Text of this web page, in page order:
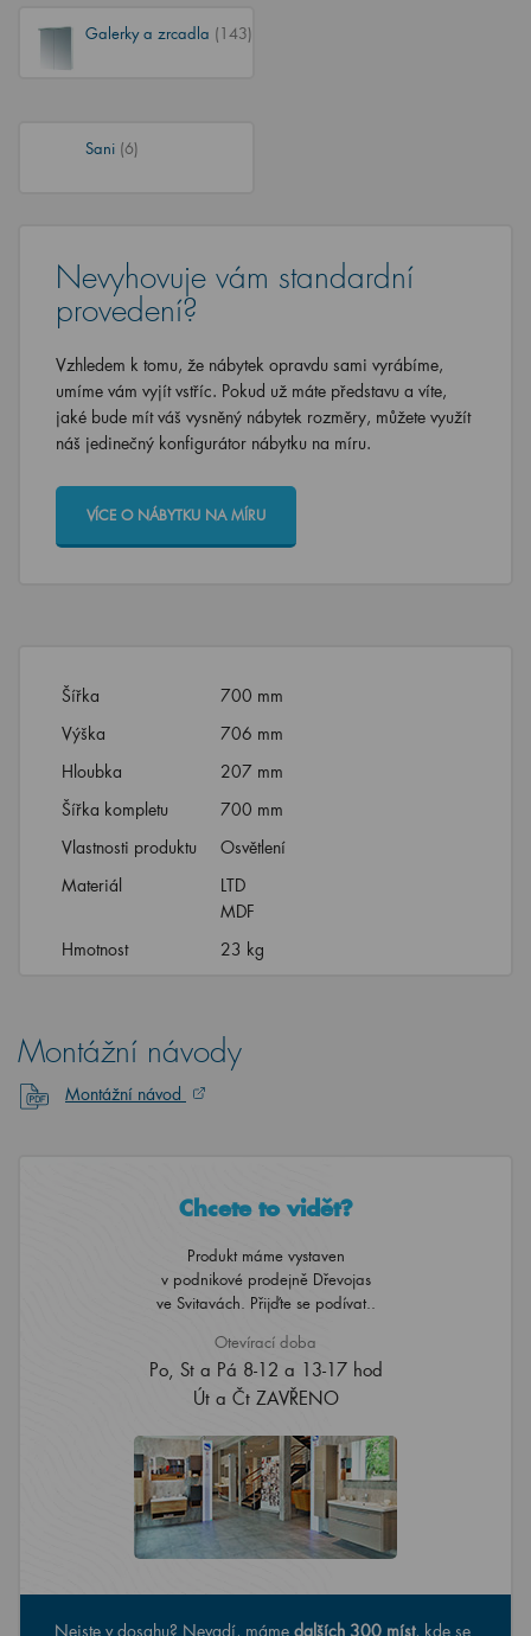
Galerky a zrcadla (143)
Sani (6)
Nevyhovuje vám standardní
provedení?
Vzhledem k tomu, že nábytek opravdu sami vyrábíme,
umíme vám vyjít vstříc. Pokud už máte představu a víte,
jaké bude mít váš vysněný nábytek rozměry, můžete využít
náš jedinečný konfigurátor nábytku na míru.
VÍCE O NÁBYTKU NA MÍRU
Šířka
700 mm
Výška
706 mm
Hloubka
207 mm
Šířka kompletu
700 mm
Vlastnosti produktu
Osvětlení
Materiál
LTD
MDF
Hmotnost
23 kg
Montážní návody
Montážní návod
Chcete to vidět?
Produkt máme vystaven
v podnikové prodejně Dřevojas
ve Svitavách. Přijďte se podívat..
Otevírací doba
Po, St a Pá 8-12 a 13-17 hod
Út a Čt ZAVŘENO
Nejste v dosahu? Nevadí, máme dalších 300 míst, kde se